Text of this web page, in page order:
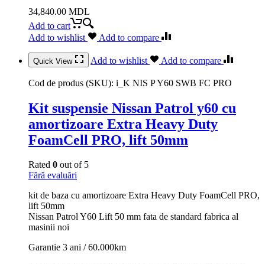
34,840.00 MDL
Add to cart
Add to wishlist
Add to compare
Quick View Add to wishlist Add to compare
Cod de produs (SKU): i_K NIS P Y60 SWB FC PRO
Kit suspensie Nissan Patrol y60 cu
amortizoare Extra Heavy Duty
FoamCell PRO, lift 50mm
Rated 0 out of 5
Fără evaluări
kit de baza cu amortizoare Extra Heavy Duty FoamCell PRO,
lift 50mm
Nissan Patrol Y60 Lift 50 mm fata de standard fabrica al
masinii noi
Garantie 3 ani / 60.000km